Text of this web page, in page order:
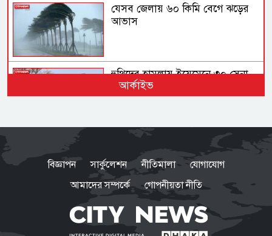
যেসব জেলায় ৬০ কিমি বেগে ঝড়ের
আভাস
হুথিদের হামলায় ইয়েমেনে ৩০ সেনা
নিহত
বগুড়ায় সাতসকালে বাসচাপায় ৬
দিনমজুর নিহত
আর্কাইভ
বিজ্ঞাপন সার্কুলেশন নীতিমালা
যোগাযোগ
আমাদের সম্পর্কে
গোপনীয়তা নীতি